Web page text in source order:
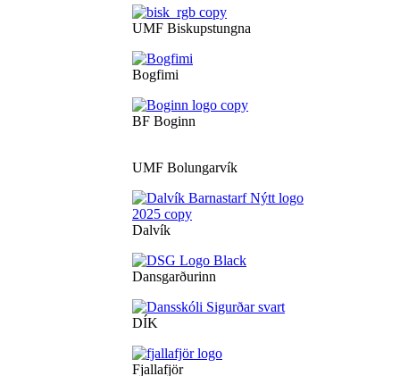
UMF Biskupstungna
Bogfimi
BF Boginn
UMF Bolungarvík
Dalvík
Dansgarðurinn
DÍK
Fjallafjör